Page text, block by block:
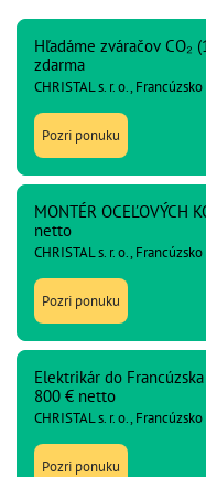
Hľadáme zváračov CO₂
zdarma
CHRISTAL s. r. o., Francúzsko
Pozri ponuku
MONTÉR OCEĽOVÝCH
netto
CHRISTAL s. r. o., Francúzsko
Pozri ponuku
Elektrikár do
800 € netto
CHRISTAL s. r. o., Francúzsko
Pozri ponuku